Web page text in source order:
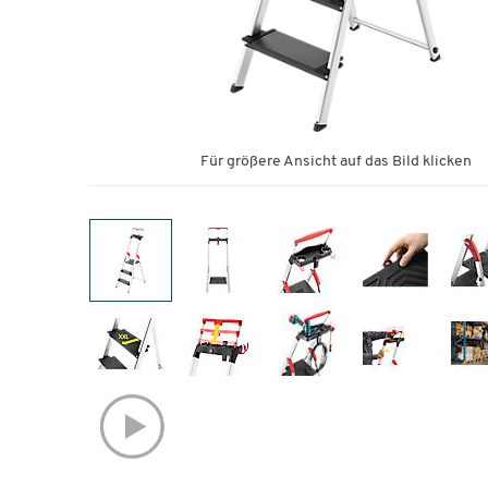
Für größere Ansicht auf das Bild klicken